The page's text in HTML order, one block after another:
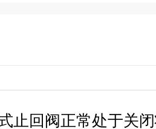
止回阀正常处于关